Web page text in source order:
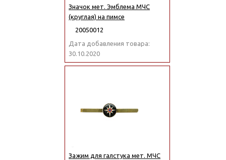
Значок мет. Эмблема МЧС
(круглая) на пимсе
20050012
Дата добавления товара:
30.10.2020
Зажим для галстука мет. МЧС